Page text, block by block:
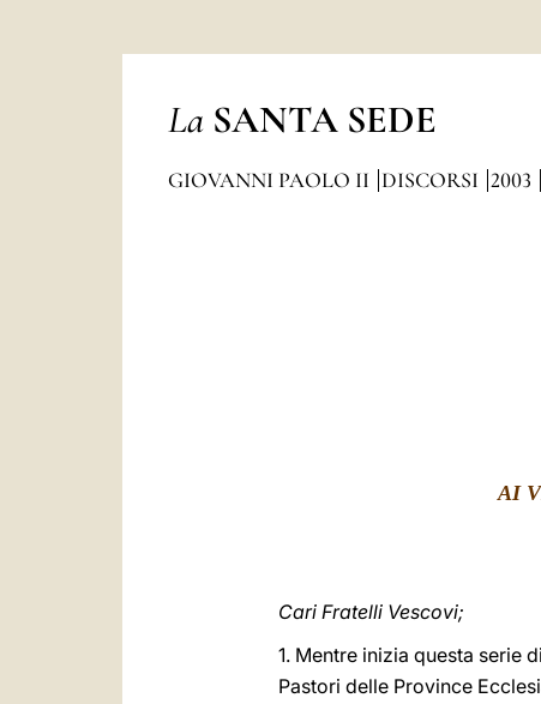
La SANTA SEDE
GIOVANNI PAOLO II DISCORSI 2003
AI
Cari Fratelli Vescovi;
1. Mentre inizia questa serie
Pastori delle Province